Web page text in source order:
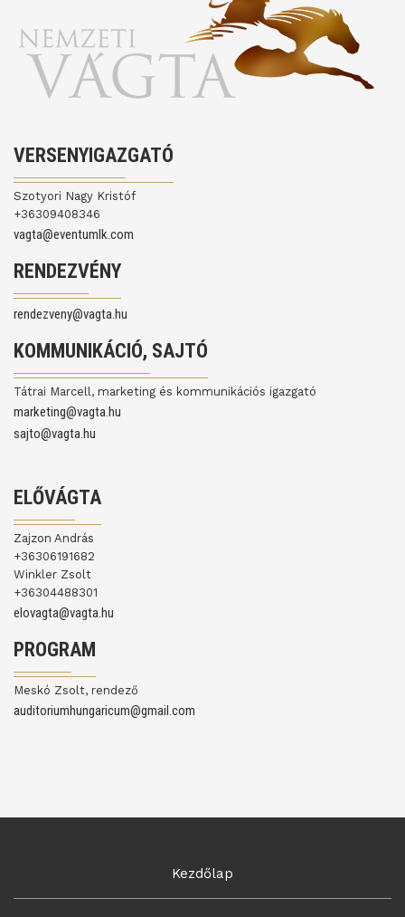
VERSENYIGAZGATÓ
Szotyori Nagy Kristóf
+36309408346
vagta@eventumlk.com
RENDEZVÉNY
rendezveny@vagta.hu
KOMMUNIKÁCIÓ, SAJTÓ
Tátrai Marcell, marketing és kommunikációs igazgató
marketing@vagta.hu
sajto@vagta.hu
ELŐVÁGTA
Zajzon András
+36306191682
Winkler Zsolt
+36304488301
elovagta@vagta.hu
PROGRAM
Meskó Zsolt, rendező
auditoriumhungaricum@gmail.com
Kezdőlap